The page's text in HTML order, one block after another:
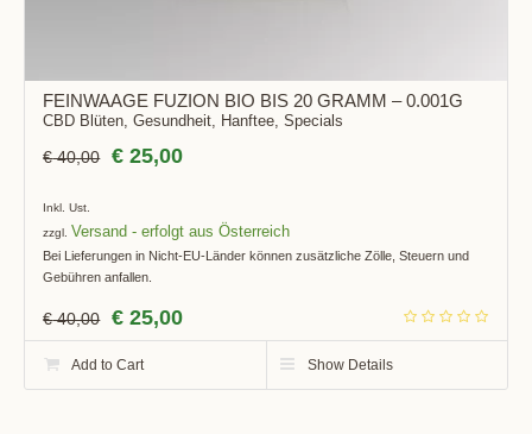
FEINWAAGE FUZION BIO BIS 20 GRAMM – 0.001G
CBD Blüten ,Gesundheit Hanftee ,Specials
€40,00 € 25,00
Inkl. Ust.
zzgl. Versand
Bei Lieferungen in Nicht-EU-Länder können zusätzliche Zölle, Steuern und
Gebühren anfallen.
€40,00 € 25,00
Add to Cart Show Details